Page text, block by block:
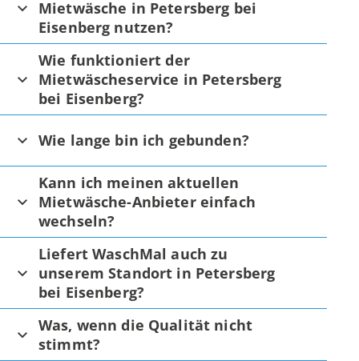
Mietwäsche in Petersberg bei
Eisenberg nutzen?
Wie funktioniert der
Mietwäscheservice in Petersberg
bei Eisenberg?
Wie lange bin ich gebunden?
Kann ich meinen aktuellen
Mietwäsche-Anbieter einfach
wechseln?
Liefert WaschMal auch zu
unserem Standort in Petersberg
bei Eisenberg?
Was, wenn die Qualität nicht
stimmt?